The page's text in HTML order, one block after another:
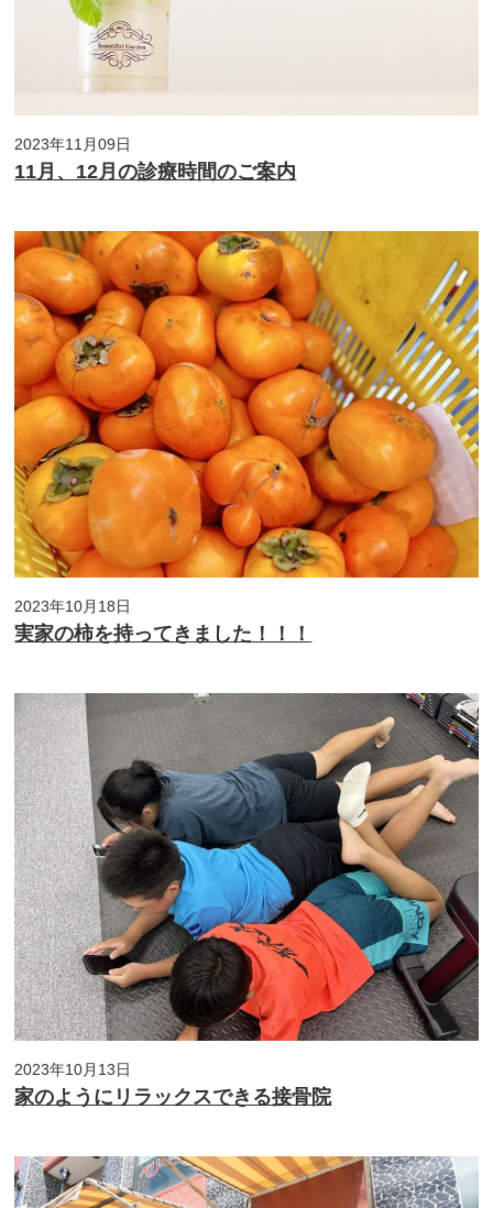
2023年11月09日
11月、12月の診療時間のご案内
2023年10月18日
実家の柿を持ってきました！！！
2023年10月13日
家のようにリラックスできる接骨院